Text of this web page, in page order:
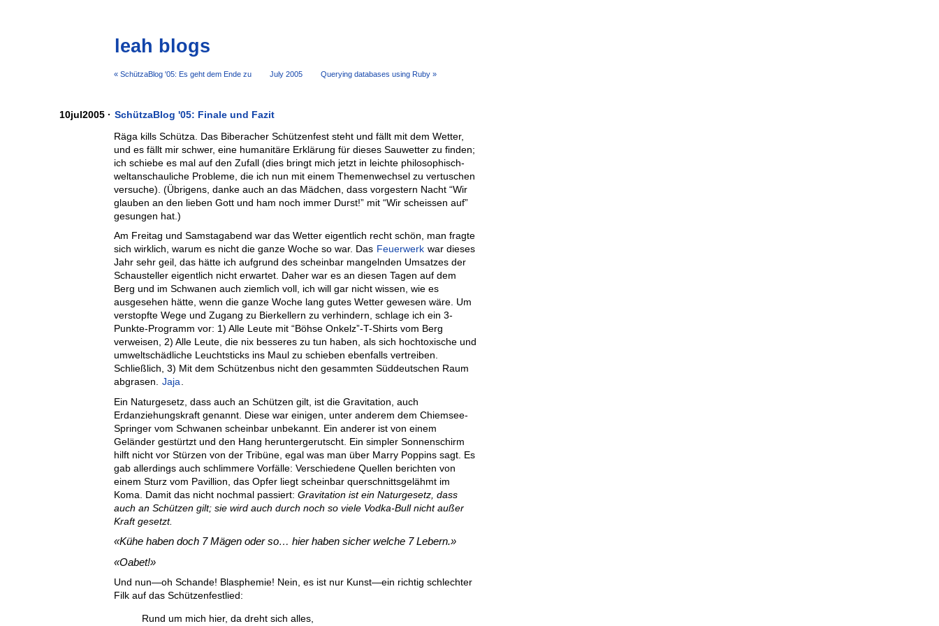
leah blogs
« SchützaBlog '05: Es geht dem Ende zu July 2005 Querying databases using Ruby »
10jul2005 · SchützaBlog '05: Finale und Fazit
Räga kills Schütza. Das Biberacher Schützenfest steht und fällt mit dem Wetter,
und es fällt mir schwer, eine humanitäre Erklärung für dieses Sauwetter zu finden;
ich schiebe es mal auf den Zufall (dies bringt mich jetzt in leichte philosophisch-
weltanschauliche Probleme, die ich nun mit einem Themenwechsel zu vertuschen
versuche). (Übrigens, danke auch an das Mädchen, dass vorgestern Nacht “Wir
glauben an den lieben Gott und ham noch immer Durst!” mit “Wir scheissen auf”
gesungen hat.)
Am Freitag und Samstagabend war das Wetter eigentlich recht schön, man fragte
sich wirklich, warum es nicht die ganze Woche so war. Das Feuerwerk war dieses
Jahr sehr geil, das hätte ich aufgrund des scheinbar mangelnden Umsatzes der
Schausteller eigentlich nicht erwartet. Daher war es an diesen Tagen auf dem
Berg und im Schwanen auch ziemlich voll, ich will gar nicht wissen, wie es
ausgesehen hätte, wenn die ganze Woche lang gutes Wetter gewesen wäre. Um
verstopfte Wege und Zugang zu Bierkellern zu verhindern, schlage ich ein 3-
Punkte-Programm vor: 1) Alle Leute mit “Böhse Onkelz”-T-Shirts vom Berg
verweisen, 2) Alle Leute, die nix besseres zu tun haben, als sich hochtoxische und
umweltschädliche Leuchtsticks ins Maul zu schieben ebenfalls vertreiben.
Schließlich, 3) Mit dem Schützenbus nicht den gesammten Süddeutschen Raum
abgrasen. Jaja.
Ein Naturgesetz, dass auch an Schützen gilt, ist die Gravitation, auch
Erdanziehungskraft genannt. Diese war einigen, unter anderem dem Chiemsee-
Springer vom Schwanen scheinbar unbekannt. Ein anderer ist von einem
Geländer gestürtzt und den Hang heruntergerutscht. Ein simpler Sonnenschirm
hilft nicht vor Stürzen von der Tribüne, egal was man über Marry Poppins sagt. Es
gab allerdings auch schlimmere Vorfälle: Verschiedene Quellen berichten von
einem Sturz vom Pavillion, das Opfer liegt scheinbar querschnittsgelähmt im
Koma. Damit das nicht nochmal passiert:Gravitation ist ein Naturgesetz, dass
auch an Schützen gilt; sie wird auch durch noch so viele Vodka-Bull nicht außer
Kraft gesetzt.
Kühe haben doch 7 Mägen oder so… hier haben sicher welche 7 Lebern.
Oabet!
Und nun—oh Schande! Blasphemie! Nein, es ist nur Kunst—ein richtig schlechter
Filk auf das Schützenfestlied:
Rund um mich hier, da dreht sich alles,